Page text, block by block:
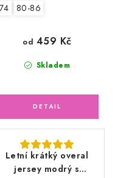
98 2.jakost v.56-62
74 80-86
Skladem
od 459 Kč
Letní krátký overal
jersey modrý s